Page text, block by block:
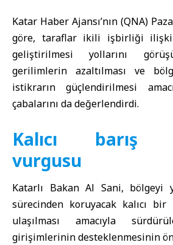
Katar Haber Ajansı’nın (QNA)
göre, taraflar ikili işbirliği
geliştirilmesi yollarını
gerilimlerin azaltılması ve
istikrarın güçlendirilmesi
çabalarını da değerlendirdi.
Kalıcı barış
vurgusu
Katarlı Bakan Al Sani, bölgeyi
sürecinden koruyacak kalıcı bir
ulaşılması amacıyla
girişimlerinin desteklenmesinin